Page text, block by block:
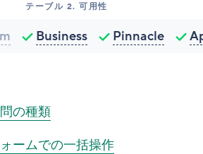
テーブル 2. 可用性
Business Pinnacle
の種類
ームでの一括操作